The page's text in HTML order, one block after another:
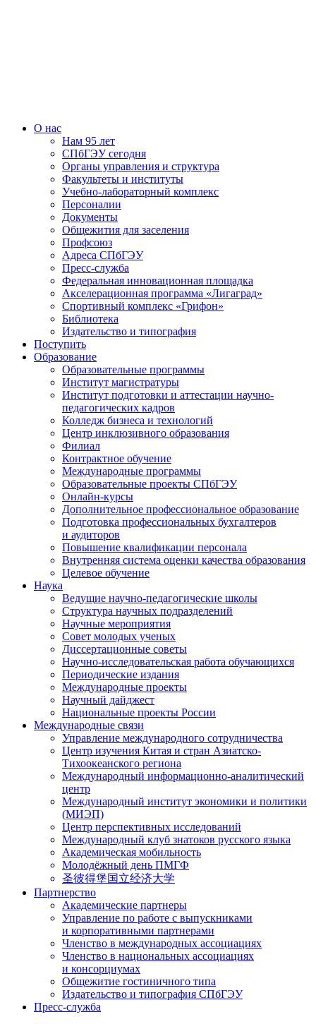
О нас
Нам 95 лет
СПбГЭУ сегодня
Органы управления и структура
Факультеты и институты
Учебно-лабораторный комплекс
Персоналии
Документы
Общежития для заселения
Профсоюз
Адреса СПбГЭУ
Пресс-служба
Федеральная инновационная площадка
Акселерационная программа «Лигаград»­­
Спортивный комплекс «Грифон»
Библиотека
Издательство и типография
Поступить
Образование
Образовательные программы
Институт магистратуры
Институт подготовки и аттестации научно-
педагогических кадров
Колледж бизнеса и технологий
Центр инклюзивного образования
Филиал
Контрактное обучение
Международные программы
Образовательные проекты СПбГЭУ
Онлайн-курсы
Дополнительное профессиональное образование
Подготовка профессиональных бухгалтеров
и аудиторов
Повышение квалификации персонала
Внутренняя система оценки качества образования
Целевое обучение
Наука
Ведущие научно-педагогические школы
Структура научных подразделений
Научные мероприятия
Совет молодых ученых
Диссертационные советы
Научно-исследовательская работа обучающихся
Периодические издания
Международные проекты
Научный дайджест
Национальные проекты России
Международные связи
Управление международного сотрудничества
Центр изучения Китая и стран Азиатско-
Тихоокеанского региона
Международный информационно-аналитический
центр
Международный институт экономики и политики
(МИЭП)
Центр перспективных исследований
Международный клуб знатоков русского языка
Академическая мобильность
Молодёжный день ПМГФ
圣彼得堡国立经济大学
Партнерство
Академические партнеры
Управление по работе с выпускниками
и корпоративными партнерами
Членство в международных ассоциациях
Членство в национальных ассоциациях
и консорциумах
Общежитие гостиничного типа
Издательство и типография СПбГЭУ
Пресс-служба